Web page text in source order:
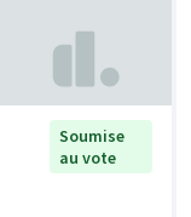
Soumise
au vote